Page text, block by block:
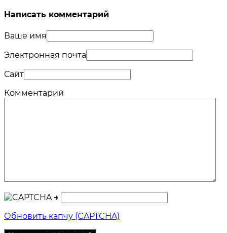
Написать комментарий
Ваше имя
Электронная почта
Сайт
Комментарий
→
Обновить капчу (CAPTCHA)